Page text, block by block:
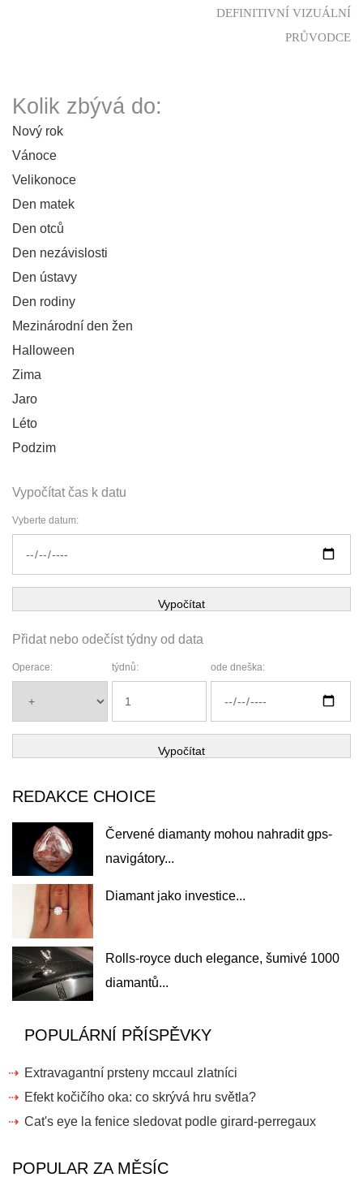
DEFINITIVNÍ VIZUÁLNÍ
PRŮVODCE
Kolik zbývá do:
Nový rok
Vánoce
Velikonoce
Den matek
Den otců
Den nezávislosti
Den ústavy
Den rodiny
Mezinárodní den žen
Halloween
Zima
Jaro
Léto
Podzim
Vypočítat čas k datu
Vyberte datum:
Vypočítat
Přidat nebo odečíst týdny od data
Operace: týdnů: ode dneška:
Vypočítat
REDAKCE CHOICE
Červené diamanty mohou nahradit gps-
navigátory...
Diamant jako investice...
Rolls-royce duch elegance, šumivé 1000
diamantů...
POPULÁRNÍ PŘÍSPĚVKY
Extravagantní prsteny mccaul zlatníci
Efekt kočičího oka: co skrývá hru světla?
Cat's eye la fenice sledovat podle girard-perregaux
POPULAR ZA MĚSÍC